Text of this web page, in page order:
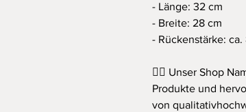
- Länge: 32 cm
- Breite: 28 cm
- Rückenstärke: ca.
👍🏻 Unser Shop
Produkte und
von